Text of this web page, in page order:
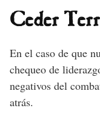
Ceder
En el caso de que
chequeo de
negativos del
atrás.